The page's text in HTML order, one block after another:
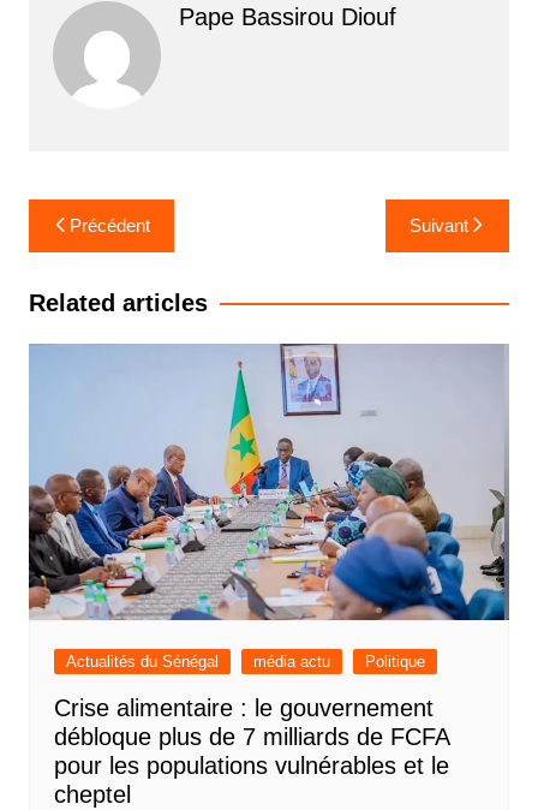
Pape Bassirou Diouf
Navigation
de
l’article
Précédent Suivant
Related articles
Actualités du Sénégal média actu Politique
Crise alimentaire : le gouvernement
débloque plus de 7 milliards de FCFA
pour les populations vulnérables et le
cheptel